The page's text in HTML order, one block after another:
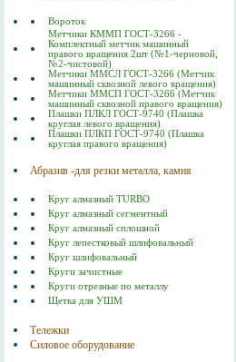
Вороток
Метчики КММП ГОСТ-3266 -
Комплектный метчик машинный
правого вращения 2шт (№1-черновой,
№2-чистовой)
Метчики ММСЛ ГОСТ-3266 (Метчик
машинный сквозной левого вращения)
Метчики ММСП ГОСТ-3266 (Метчик
машинный сквозной правого вращения)
Плашки ПЛКЛ ГОСТ-9740 (Плашка
круглая левого вращения)
Плашки ПЛКП ГОСТ-9740 (Плашка
круглая правого вращения)
Абразив -для резки металла, камня
Круг алмазный TURBO
Круг алмазный сегментный
Круг алмазный сплошной
Круг лепестковый шлифовальный
Круг шлифовальный
Круги зачистные
Круги отрезные по металлу
Щетка для УШМ
Тележки
Силовое оборудование